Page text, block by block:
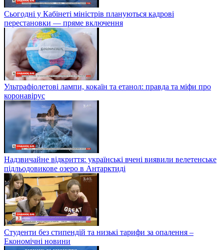
Сьогодні у Кабінеті міністрів плануються кадрові
перестановки — пряме включення
Ультрафіолетові лампи, кокаїн та етанол: правда та міфи про
коронавірус
Надзвичайне відкриття: українські вчені виявили велетенське
підльодовикове озеро в Антарктиді
Студенти без стипендій та низькі тарифи за опалення –
Економічні новини